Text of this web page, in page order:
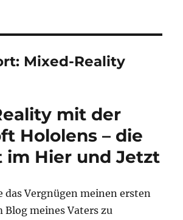
Mixed-Reality
mit der
Hololens – die
im Hier und Jetzt
das Vergnügen meinen ersten
Blog meines Vaters zu